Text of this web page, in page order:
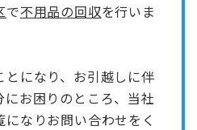
で不用品の回収を行いま
になり、お引越しに伴
お困りのところ、当社
なりお問い合わせをく